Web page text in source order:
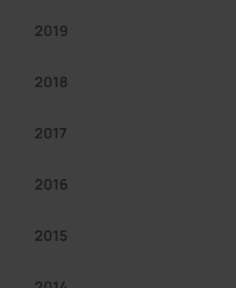
2019
2018
2017
2016
2015